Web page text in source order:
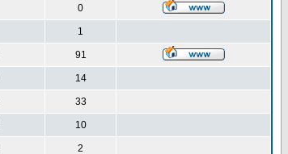
0
1
91
14
33
10
2